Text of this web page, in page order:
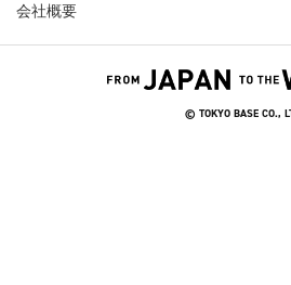
会社概要
© TOKYO BASE CO.,